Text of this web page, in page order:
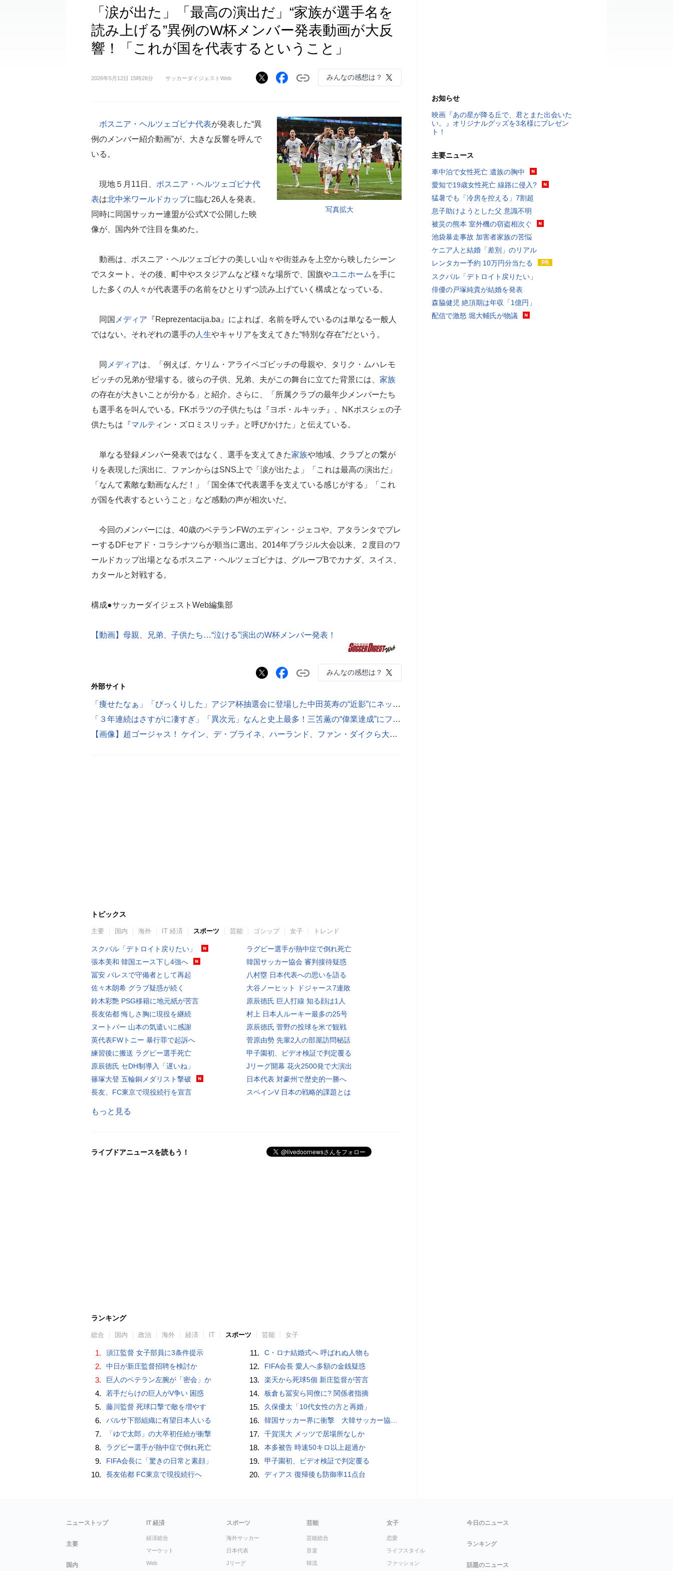
「涙が出た」「最高の演出だ」“家族が選手名を
読み上げる”異例のW杯メンバー発表動画が大反
響！「これが国を代表するということ」
2026年5月12日 15時26分 サッカーダイジェストWeb みんなの感想は？
写真拡大
ボスニア・ヘルツェゴビナ代表が発表した“異
例のメンバー紹介動画”が、大きな反響を呼んで
いる。
現地５月11日、 ボスニア・ヘルツェゴビナ代
表は北中米ワールドカップに臨む26人を発表。
同時に同国サッカー連盟が公式Xで公開した映
像が、国内外で注目を集めた。
動画は、ボスニア・ヘルツェゴビナの美しい山々や街並みを上空から映したシーン
でスタート。その後、町中やスタジアムなど様々な場所で、国旗やユニホーム を手に
した多くの人々が代表選手の名前をひとりずつ読み上げていく構成となっている。
同国 メディア 『Reprezentacija.ba』によれば、名前を呼んでいるのは単なる一般人
ではない。それぞれの選手の人生やキャリアを支えてきた“特別な存在”だという。
同 メディアは、「例えば、ケリム・アライベゴビッチの母親や、タリク・ムハレモ
ビッチの兄弟が登場する。彼らの子供、兄弟、夫がこの舞台に立てた背景には、 家族
の存在が大きいことが分かる」と紹介。さらに、「所属クラブの最年少メンバーたち
も選手名を叫んでいる。FKボラツの子供たちは『ヨボ・ルキッチ』、NKポスシェの子
供たちは『マルテ ィン・ズロミスリッチ』と呼びかけた」と伝えている。
単なる登録メンバー発表ではなく、選手を支えてきた家族や地域、クラブとの繋が
りを表現した演出に、ファンからはSNS上で「涙が出たよ」「これは最高の演出だ」
「なんて素敵な動画なんだ！」「国全体で代表選手を支えている感じがする」「これ
が国を代表するということ」など感動の声が相次いだ。
今回のメンバーには、40歳のベテランFWのエディン・ジェコや、アタランタでプレ
ーするDFセアド・コラシナツらが順当に選出。2014年ブラジル大会以来、２度目のワ
ールドカップ出場となるボスニア・ヘルツェゴビナは、グループBでカナダ、スイス、
カタールと対戦する。
構成●サッカーダイジェストWeb編集部
【動画】母親、兄弟、子供たち…“泣ける”演出のW杯メンバー発表！
みんなの感想は？
外部サイト
「痩せたなぁ」「びっくりした」アジア杯抽選会に登場した中田英寿の“近影”にネット反響！「いくつになってもカリスマ！カッコいい」
「３年連続はさすがに凄すぎ」「異次元」なんと史上最多！三笘薫の“偉業達成”にファン驚嘆！「完全にワールドクラス」「歴史に名前を刻み始めてる」
【画像】超ゴージャス！ ケイン、デ・ブライネ、ハーランド、ファン・ダイクら大物45人の“美しすぎる妻＆恋人たち”を厳選紹介！
トピックス
主要 国内 海外 IT 経済 スポーツ 芸能 ゴシップ 女子 トレンド
スクバル「デトロイト戻りたい」
張本美和 韓国エース下し4強へ
冨安 パレスで守備者として再起
佐々木朗希 グラブ疑惑が続く
鈴木彩艶 PSG移籍に地元紙が苦言
長友佑都 悔しさ胸に現役を継続
ヌートバー 山本の気遣いに感謝
英代表FWトニー 暴行罪で起訴へ
練習後に搬送 ラグビー選手死亡
原辰徳氏 セDH制導入「遅いね」
篠塚大登 五輪銅メダリスト撃破
長友、FC東京で現役続行を宣言
ラグビー選手が熱中症で倒れ死亡
韓国サッカー協会 審判接待疑惑
八村塁 日本代表への思いを語る
大谷ノーヒット ドジャース7連敗
原辰徳氏 巨人打線 知る顔は1人
村上 日本人ルーキー最多の25号
原辰徳氏 菅野の投球を米で観戦
菅原由勢 先輩2人の部屋訪問秘話
甲子園初、ビデオ検証で判定覆る
Jリーグ開幕 花火2500発で大演出
日本代表 対豪州で歴史的一勝へ
スペインV 日本の戦略的課題とは
もっと見る
ライブドアニュースを読もう！
ランキング
総合 国内 政治 海外 経済 IT スポーツ 芸能 女子
1. 須江監督 女子部員に3条件提示
2. 中日が新庄監督招聘を検討か
3. 巨人のベテラン左腕が「密会」か
4. 若手だらけの巨人がV争い 困惑
5. 藤川監督 死球口撃で敵を増やす
6. バルサ下部組織に有望日本人いる
7. 「ゆで太郎」の大卒初任給が衝撃
8. ラグビー選手が熱中症で倒れ死亡
9. FIFA会長に「驚きの日常と素顔」
10. 長友佑都 FC東京で現役続行へ
11. C・ロナ結婚式へ 呼ばれぬ人物も
12. FIFA会長 愛人へ多額の金銭疑惑
13. 楽天から死球5個 新庄監督が苦言
14. 板倉も冨安ら同僚に? 関係者指摘
15. 久保優太「10代女性の方と再婚」
16. 韓国サッカー界に衝撃 大韓サッカー協会に外国人審判への“性的接待”疑惑 韓国メディアが報道
17. 千賀滉大 メッツで居場所なしか
18. 本多被告 時速50キロ以上超過か
19. 甲子園初、ビデオ検証で判定覆る
20. ディアス 復帰後も防御率11点台
お知らせ
映画『あの星が降る丘で、君とまた出会いた
い。』オリジナルグッズを3名様にプレゼン
ト！
主要ニュース
車中泊で女性死亡 遺族の胸中
愛知で19歳女性死亡 線路に侵入?
猛暑でも「冷房を控える」7割超
息子助けようとした父 意識不明
被災の熊本 室外機の窃盗相次ぐ
池袋暴走事故 加害者家族の苦悩
ケニア人と結婚「差別」のリアル
レンタカー予約 10万円分当たる
スクバル「デトロイト戻りたい」
俳優の戸塚純貴が結婚を発表
森脇健児 絶頂期は年収「1億円」
配信で激怒 堀大輔氏が物議
ニューストップ
主要
国内
IT 経済
経済総合
マーケット
Web
スポーツ
海外サッカー
日本代表
Jリーグ
芸能
芸能総合
音楽
韓流
女子
恋愛
ライフスタイル
ファッション
今日のニュース
ランキング
話題のニュース